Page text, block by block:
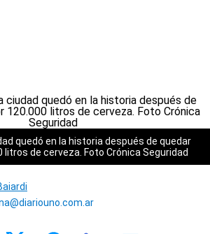
quedó en la historia después de quedar
litros de cerveza. Foto Crónica Seguridad